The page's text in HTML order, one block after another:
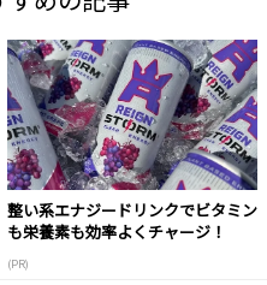
整い系エナジードリンクでビタミン
も栄養素も効率よくチャージ！
(PR)